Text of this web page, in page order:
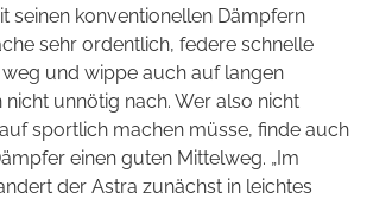
seinen konventionellen Dämpfern
sehr ordentlich, federe schnelle
und wippe auch auf langen
unnötig nach. Wer also nicht
sportlich machen müsse, finde auch
einen guten Mittelweg. „Im
der Astra zunächst in leichtes